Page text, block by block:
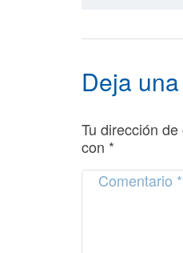
Deja
Tu dirección
con *